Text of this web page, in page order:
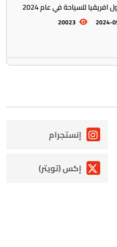
للسياحة في عام 2024
20023
إنستجرام
إكس (تويتر)